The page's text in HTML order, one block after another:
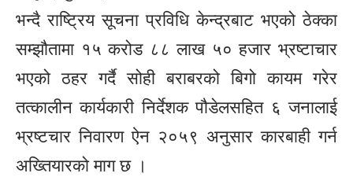
भन्दै राष्ट्रिय सूचना प्रविधि केन्द्रबाट भएको ठेक्का
सम्झौतामा १५ करोड ८८ लाख ५० हजार भ्रष्टाचार
भएको ठहर गर्दै सोही बराबरको बिगो कायम गरेर
तत्कालीन कार्यकारी निर्देशक पौडेलसहित ६ जनालाई
भ्रष्टचार निवारण ऐन २०५९ अनुसार कारबाही गर्न
अख्तियारको माग छ ।